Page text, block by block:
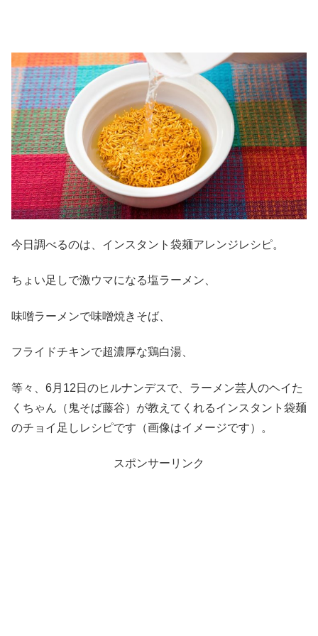
今日調べるのは、インスタント袋麺アレンジレシピ。
ちょい足しで激ウマになる塩ラーメン、
味噌ラーメンで味噌焼きそば、
フライドチキンで超濃厚な鶏白湯、
等々、6月12日のヒルナンデスで、ラーメン芸人のヘイた
くちゃん（鬼そば藤谷）が教えてくれるインスタント袋麺
のチョイ足しレシピです（画像はイメージです）。
スポンサーリンク